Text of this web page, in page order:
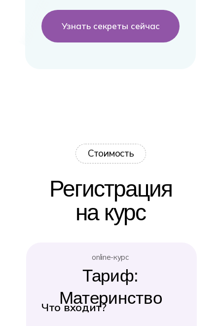
Узнать секреты сейчас
Стоимость
Регистрация
на курс
online-курс
Тариф:
Материнство
Что входит?